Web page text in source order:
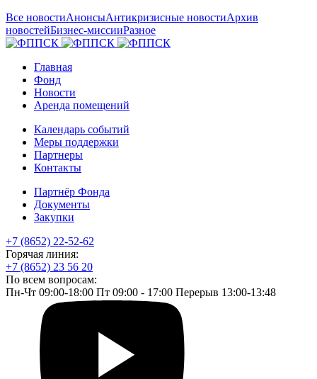
Все новостиАнонсыАнтикризисные новостиАрхив
новостейБизнес-миссииРазное
Главная
Фонд
Новости
Аренда помещений
Календарь событий
Меры поддержки
Партнеры
Контакты
Партнёр Фонда
Документы
Закупки
+7 (8652) 22-52-62
Горячая линия:
+7 (8652) 23 56 20
По всем вопросам:
Пн-Чт 09:00-18:00 Пт 09:00 - 17:00 Перерыв 13:00-13:48